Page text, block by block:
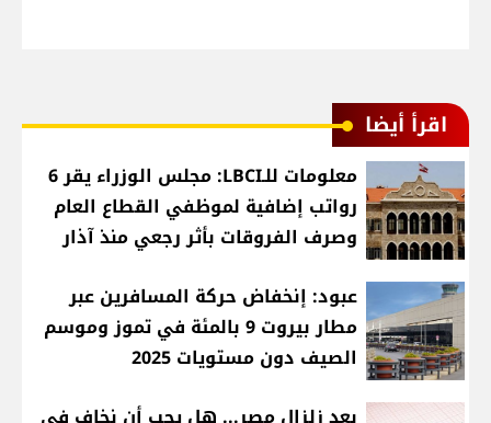
اقرأ أيضا
معلومات للـLBCI: مجلس الوزراء يقر 6
رواتب إضافية لموظفي القطاع العام
وصرف الفروقات بأثر رجعي منذ آذار
عبود: إنخفاض حركة المسافرين عبر
مطار بيروت 9 بالمئة في تموز وموسم
الصيف دون مستويات 2025